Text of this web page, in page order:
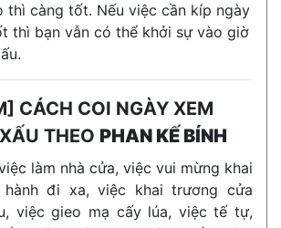
thì càng tốt. Nếu việc cần kíp ngày
thì bạn vẫn có thể khởi sự vào giờ
CÁCH COI NGÀY XEM
THEO PHAN KẾ BÍNH
làm nhà cửa, việc vui mừng khai
đi xa, việc khai trương cửa
việc gieo mạ cấy lúa, việc tế tự,